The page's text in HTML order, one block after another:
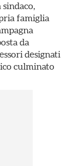
famiglia
da
designati
culminato